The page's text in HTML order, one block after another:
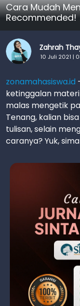
Cara Mudah
Recommended!
Zahrah
10 Juli 2021 |
zonamahasiswa.id
ketinggalan
malas mengetik
Tenang, kalian
tulisan, selain
caranya? Yuk,